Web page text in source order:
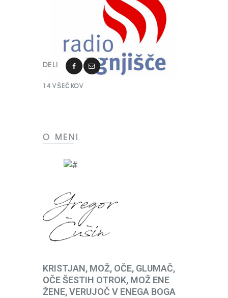
DELI
14 VŠEČKOV
O MENI
KRISTJAN, MOŽ, OČE, GLUMAČ,
OČE ŠESTIH OTROK, MOŽ ENE
ŽENE, VERUJOČ V ENEGA BOGA